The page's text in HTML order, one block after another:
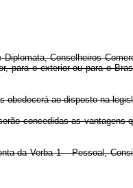
Conselheiros
para o exterior ou para o
ao disposto na
concedidas as
da Verba 1 – Pessoal,